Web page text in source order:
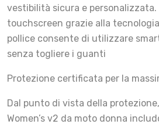
vestibilità sicura e
touchscreen grazie alla
pollice consente di utilizzare
senza togliere i guanti
Protezione certificata per la
Dal punto di vista della
Women’s v2 da moto donna